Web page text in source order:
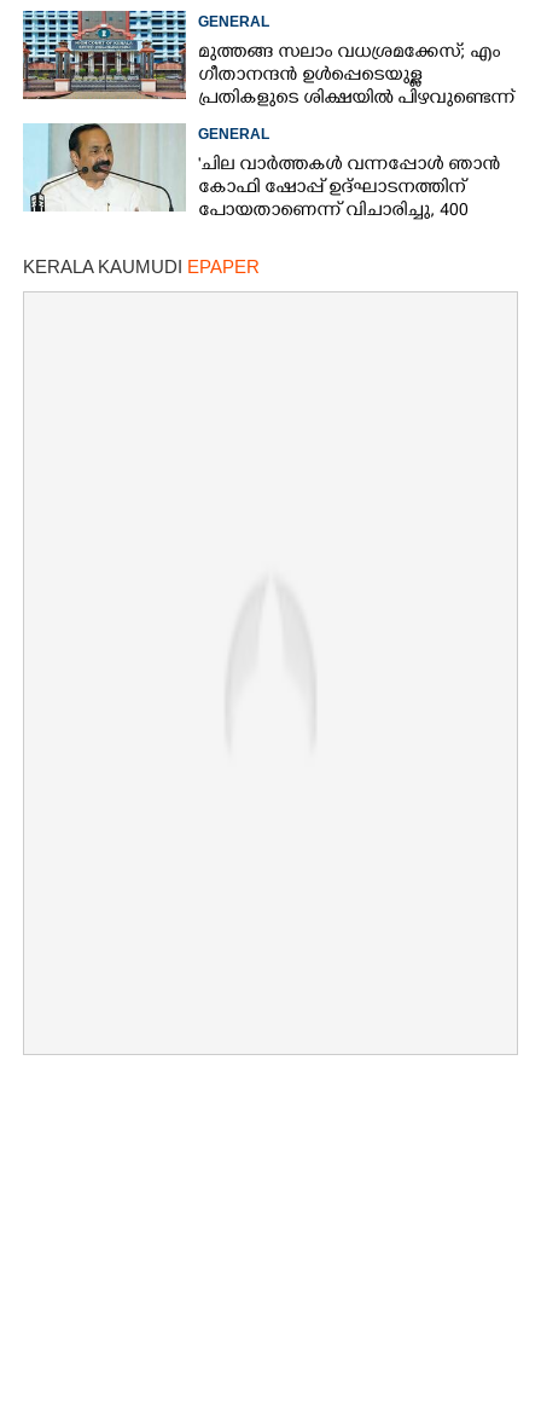
GENERAL
മുത്തങ്ങ സലാം വധശ്രമക്കേസ്; എം
ഗീതാനന്ദൻ ഉൾപ്പെടെയുള്ള
പ്രതികളുടെ ശിക്ഷയിൽ പിഴവുണ്ടെന്ന്
GENERAL
'ചില വാർത്തകൾ വന്നപ്പോൾ ഞാൻ
കോഫി ഷോപ്പ് ഉദ്ഘാടനത്തിന്
പോയതാണെന്ന് വിചാരിച്ചു, 400
KERALA KAUMUDI EPAPER